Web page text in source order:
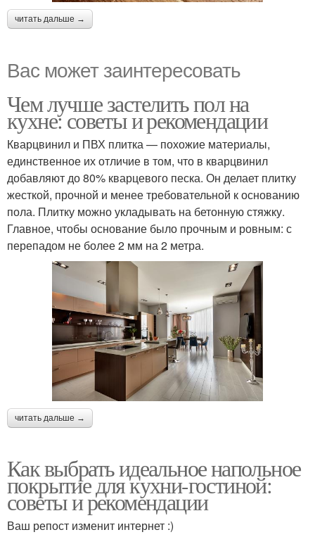
читать дальше →
Вас может заинтересовать
Чем лучше застелить пол на
кухне: советы и рекомендации
Кварцвинил и ПВХ плитка — похожие материалы,
единственное их отличие в том, что в кварцвинил
добавляют до 80% кварцевого песка. Он делает плитку
жесткой, прочной и менее требовательной к основанию
пола. Плитку можно укладывать на бетонную стяжку.
Главное, чтобы основание было прочным и ровным: с
перепадом не более 2 мм на 2 метра.
читать дальше →
Как выбрать идеальное напольное
покрытие для кухни-гостиной:
советы и рекомендации
Ваш репост изменит интернет :)